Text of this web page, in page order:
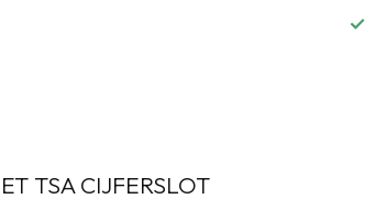
TSA CIJFERSLOT